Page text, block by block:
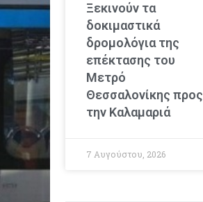
Ξεκινούν τα
δοκιμαστικά
δρομολόγια της
επέκτασης του
Μετρό
Θεσσαλονίκης προς
την Καλαμαριά
7 Αυγούστου, 2026